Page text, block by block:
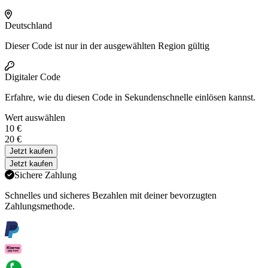
Deutschland
Dieser Code ist nur in der ausgewählten Region gültig
Digitaler Code
Erfahre, wie du diesen Code in Sekundenschnelle einlösen kannst.
Wert auswählen
10 €
20 €
Jetzt kaufen
Jetzt kaufen
Sichere Zahlung
Schnelles und sicheres Bezahlen mit deiner bevorzugten
Zahlungsmethode.